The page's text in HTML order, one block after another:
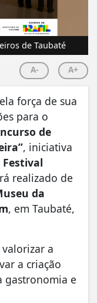
de Taubaté
A- A+
força de sua
para o
de
, iniciativa
Festival
realizado de
da
, em Taubaté,
a
a criação
gastronomia e